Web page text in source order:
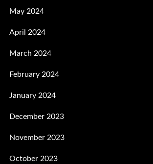
May 2024
April 2024
March 2024
February 2024
January 2024
December 2023
November 2023
October 2023